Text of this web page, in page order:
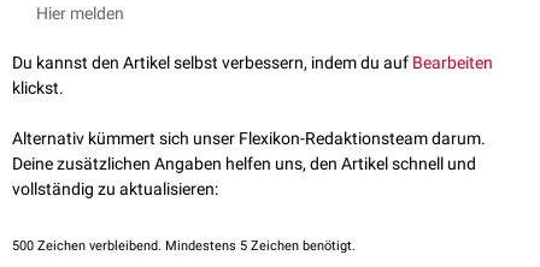
Hier melden
Du kannst den Artikel selbst verbessern, indem du auf Bearbeiten
klickst.
Alternativ kümmert sich unser Flexikon-Redaktionsteam darum.
Deine zusätzlichen Angaben helfen uns, den Artikel schnell und
vollständig zu aktualisieren:
500 Zeichen verbleibend. Mindestens 5 Zeichen benötigt.